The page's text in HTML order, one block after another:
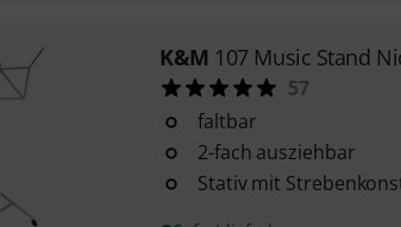
K&M 107 Music Stand
57
faltbar
2-fach ausziehbar
Stativ mit